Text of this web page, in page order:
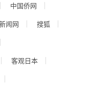
中国侨网
闻网
搜狐
客观日本